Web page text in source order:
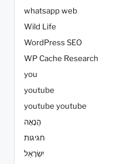
whatsapp web
Wild Life
WordPress SEO
WP Cache Research
you
youtube
youtube youtube
הֲנָאָה
חגיגות
יִשְׂרָאֵל